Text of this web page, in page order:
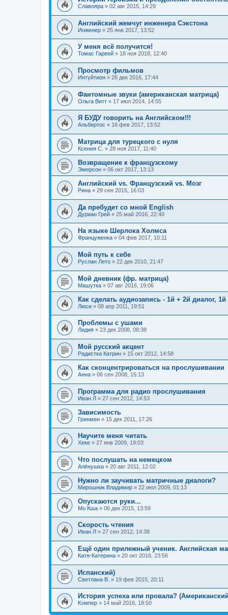
Славояра » 02 авг 2015, 14:29
Английский жемчуг инженера Сэкстона
Инженер » 25 янв 2017, 13:52
У меня всё получится!
Томас Гарвей » 18 ноя 2018, 12:40
Просмотр фильмов
Интуйтион » 26 дек 2016, 17:44
Фантомные звуки (американская матрица)
Ольга Витт » 17 июл 2014, 14:55
Я БУДУ говорить на Английском!!!
Альбертос » 16 фев 2017, 13:52
Матрица для турецкого с нуля
Ксения С. » 28 ноя 2017, 11:40
Возвращение к французскому
Эмерсон » 06 окт 2017, 13:13
Английский vs. Французский vs. Мозг
Рина » 29 сен 2015, 16:03
Да пребудет со мной English
Дуриан Грей » 25 май 2016, 22:40
На языке Шерлока Холмса
Француженка » 04 фев 2017, 10:11
Мой путь к себе
Руслан Лето » 22 дек 2010, 21:47
Мой дневник (фр. матрица)
Машутка » 07 авг 2016, 19:06
Как сделать аудиозапись - 1й + 2й диалог,
Люси » 08 апр 2011, 19:51
Проблемы с ушами
Лидия » 23 дек 2008, 08:38
Мой русский акцент
Радистка Катрин » 15 окт 2012, 14:58
Как сконцентрироваться на прослушивании
Анна » 06 сен 2008, 15:13
Программа для радио прослушивания
Иван Л » 27 сен 2012, 14:53
Зависимость
Гринмен » 15 дек 2011, 17:26
Научите меня читать
Хеке » 27 янв 2009, 19:03
Что послушать на немецком
Алёнушка » 20 авг 2011, 12:02
Нужно ли заучивать матричные диалоги?
Мирошник Владимир » 22 июл 2009, 01:13
Опускаются руки...
Мо Кша » 06 дек 2015, 13:59
Скорость чтения
Иван Л » 27 сен 2012, 14:38
Ещё один прилежный ученик. Английская
Катя-Катерина » 20 окт 2016, 23:56
Испанский)
Светлана В. » 19 фев 2015, 20:11
История успеха или провала?
Кэмпер » 14 май 2016, 18:50